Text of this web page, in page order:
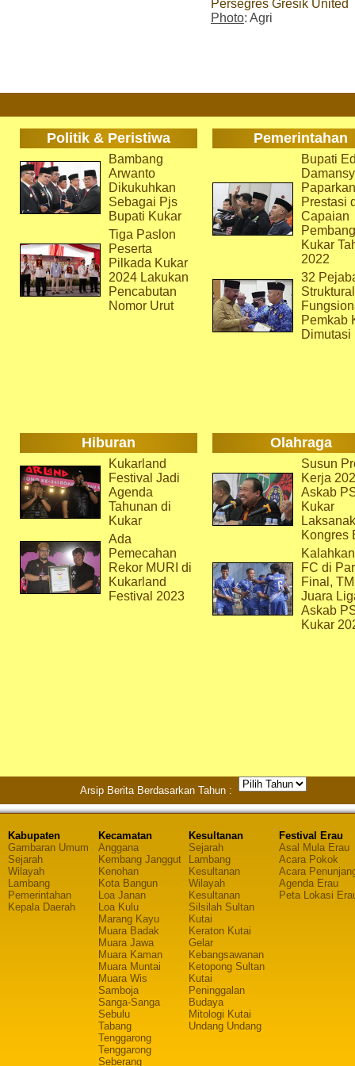
Persegres Gresik United
Photo: Agri
Politik & Peristiwa Pemerintahan
Bambang
Arwanto
Dikukuhkan
Sebagai Pjs
Bupati Kukar
Tiga Paslon
Peserta
Pilkada Kukar
2024 Lakukan
Pencabutan
Nomor Urut
Bupati
Paparkan
Prestasi
Capaian
Kukar
2022
32
Pemkab
Dimutasi
Hiburan Olahraga
Kukarland
Festival Jadi
Agenda
Tahunan di
Kukar
Ada
Pemecahan
Rekor MURI di
Kukarland
Festival 2023
Susun
Kerja
Askab
Kukar
Kongres
FC di
Final,
Juara
Askab
Kukar
Arsip Berita Berdasarkan Tahun :
Kabupaten
Gambaran Umum
Sejarah
Wilayah
Lambang
Pemerintahan
Kepala Daerah
Kecamatan
Anggana
Kembang Janggut
Kenohan
Kota Bangun
Loa Janan
Loa Kulu
Marang Kayu
Muara Badak
Muara Jawa
Muara Kaman
Muara Muntai
Muara Wis
Samboja
Sanga-Sanga
Sebulu
Tabang
Tenggarong
Tenggarong
Seberang
Kesultanan
Sejarah
Lambang
Kesultanan
Wilayah
Kesultanan
Silsilah Sultan
Kutai
Keraton Kutai
Gelar
Kebangsawanan
Ketopong Sultan
Kutai
Peninggalan
Budaya
Mitologi Kutai
Undang Undang
Festival Erau
Asal Mula Erau
Acara Pokok
Acara
Agenda Erau
Peta Lokasi